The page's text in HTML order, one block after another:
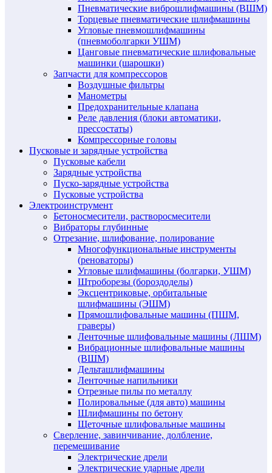
Пневматические виброшлифмашины (ВШМ)
Торцевые пневматические шлифмашины
Угловые пневмошлифмашины
(пневмоболгарки УШМ)
Цанговые пневматические шлифовальные
машинки (шарошки)
Запчасти для компрессоров
Воздушные фильтры
Манометры
Предохранительные клапана
Реле давления (блоки автоматики,
прессостаты)
Компрессорные головы
Пусковые и зарядные устройства
Пусковые кабели
Зарядные устройства
Пуско-зарядные устройства
Пусковые устройства
Электроинструмент
Бетоносмесители, растворосмесители
Вибраторы глубинные
Отрезание, шлифование, полирование
Многофункциональные инструменты
(реноваторы)
Угловые шлифмашины (болгарки, УШМ)
Штроборезы (бороздоделы)
Эксцентриковые, орбитальные
шлифмашины (ЭШМ)
Прямошлифовальные машины (ПШМ,
граверы)
Ленточные шлифовальные машины (ЛШМ)
Вибрационные шлифовальные машины
(ВШМ)
Дельташлифмашины
Ленточные напильники
Отрезные пилы по металлу
Полировальные (для авто) машины
Шлифмашины по бетону
Щеточные шлифовальные машины
Сверление, завинчивание, долбление,
перемешивание
Электрические дрели
Электрические ударные дрели